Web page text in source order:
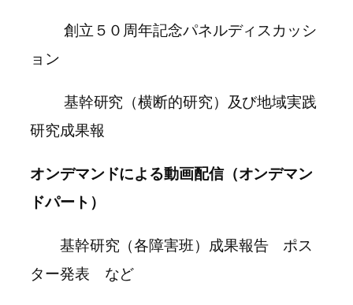
創立５０周年記念パネルディスカッシ
ョン
基幹研究（横断的研究）及び地域実践
研究成果報
オンデマンドによる動画配信（オンデマン
ドパート）
基幹研究（各障害班）成果報告 ポス
ター発表 など